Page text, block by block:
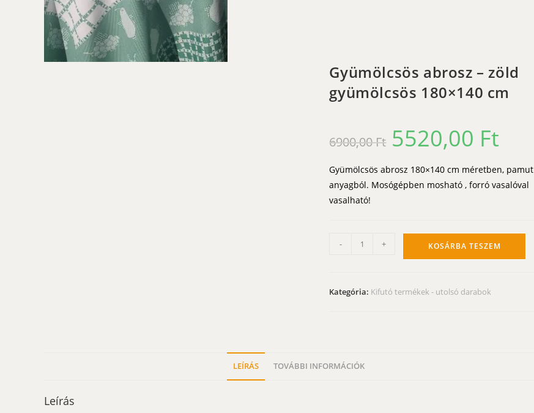
Gyümölcsös abrosz – zöld
gyümölcsös 180×140 cm
6900,00Ft
Original
price
was:
5520,00 Ft
Gyümölcsös abrosz 180×140 cm méretben, pamut
anyagból. Mosógépben mosható , forró vasalóval
vasalható!
Gyümölcsös
- + KOSÁRBA TESZEM
Kategória: Kifutó termékek - utolsó darabok
LEÍRÁS TOVÁBBI INFORMÁCIÓK
Leírás